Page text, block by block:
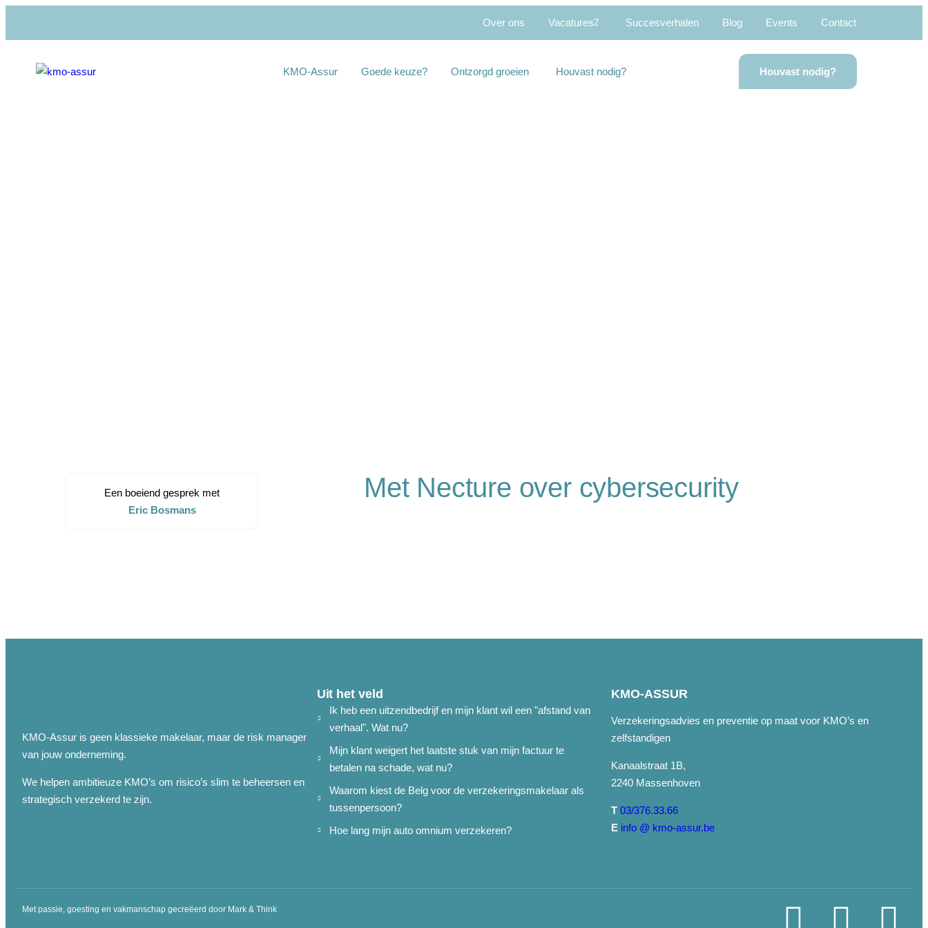
Over ons Vacatures2 Succesverhalen Blog Events Contact
KMO-Assur Goede keuze? Ontzorgd groeien Houvast nodig? Houvast nodig?
Een boeiend gesprek met
Eric Bosmans
Met Necture over cybersecurity
KMO-Assur is geen klassieke makelaar, maar de risk manager
van jouw onderneming.
We helpen ambitieuze KMO’s om risico’s slim te beheersen en
strategisch verzekerd te zijn.
Uit het veld
Ik heb een uitzendbedrijf en mijn klant wil een "afstand van
verhaal". Wat nu?
Mijn klant weigert het laatste stuk van mijn factuur te
betalen na schade, wat nu?
Waarom kiest de Belg voor de verzekeringsmakelaar als
tussenpersoon?
Hoe lang mijn auto omnium verzekeren?
KMO-ASSUR
Verzekeringsadvies en preventie op maat voor KMO’s en
zelfstandigen
Kanaalstraat 1B,
2240 Massenhoven
T 03/376.33.66
E info @ kmo-assur.be
Met passie, goesting en vakmanschap gecreëerd door Mark & Think